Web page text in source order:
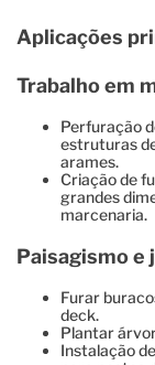
Aplicações
Trabalho em
Perfuração
estruturas
arames.
Criação de
grandes
marcenaria.
Paisagismo e
Furar
deck.
Plantar
Instalação